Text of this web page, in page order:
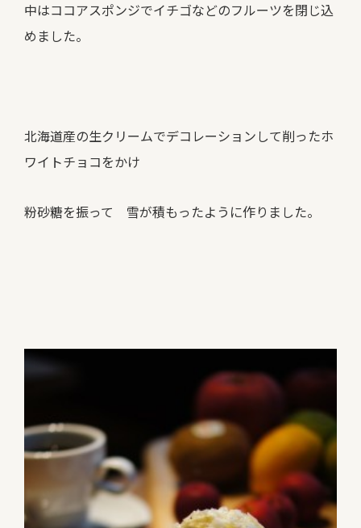
中はココアスポンジでイチゴなどのフルーツを閉じ込
めました。
北海道産の生クリームでデコレーションして削ったホ
ワイトチョコをかけ
粉砂糖を振って 雪が積もったように作りました。